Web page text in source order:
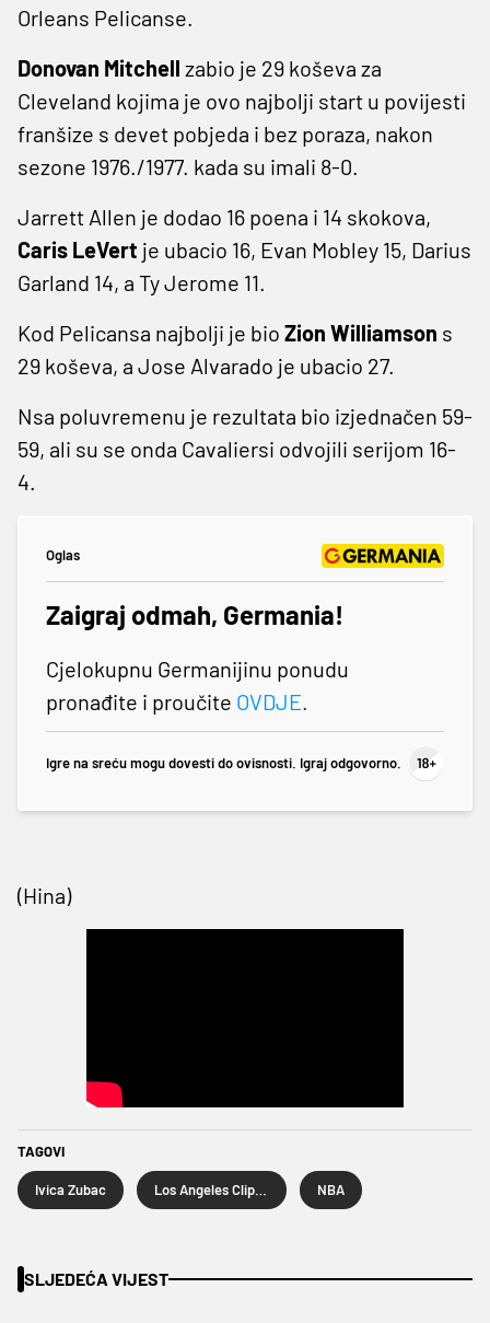
Orleans Pelicanse.
Donovan Mitchell zabio je 29 koševa za
Cleveland kojima je ovo najbolji start u povijesti
franšize s devet pobjeda i bez poraza, nakon
sezone 1976./1977. kada su imali 8-0.
Jarrett Allen je dodao 16 poena i 14 skokova,
Caris LeVert je ubacio 16, Evan Mobley 15, Darius
Garland 14, a Ty Jerome 11.
Kod Pelicansa najbolji je bio Zion Williamson s
29 koševa, a Jose Alvarado je ubacio 27.
Nsa poluvremenu je rezultata bio izjednačen 59-
59, ali su se onda Cavaliersi odvojili serijom 16-
4.
Oglas
Zaigraj odmah, Germania!
Cjelokupnu Germanijinu ponudu
pronađite i proučite OVDJE.
Igre na sreću mogu dovesti do ovisnosti. Igraj odgovorno.
(Hina)
TAGOVI
Ivica Zubac NBA
SLJEDEĆA VIJEST